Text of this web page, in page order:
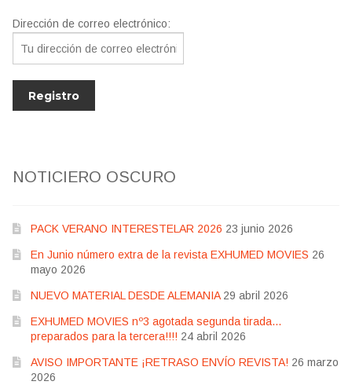
Dirección de correo electrónico:
NOTICIERO OSCURO
PACK VERANO INTERESTELAR 2026 23 junio 2026
En Junio número extra de la revista EXHUMED MOVIES 26
mayo 2026
NUEVO MATERIAL DESDE ALEMANIA 29 abril 2026
EXHUMED MOVIES nº3 agotada segunda tirada…
preparados para la tercera!!!! 24 abril 2026
AVISO IMPORTANTE ¡RETRASO ENVÍO REVISTA! 26 marzo
2026